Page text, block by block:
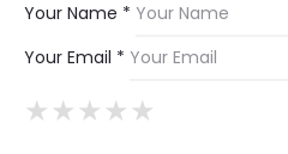
Your Name *
Your Email *
★
★★
★★★
★★★★
★★★★★